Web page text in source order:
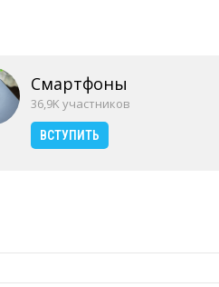
Смартфоны
36,9K участников
ВСТУПИТЬ